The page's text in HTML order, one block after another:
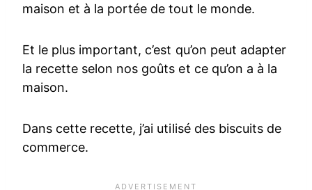
maison et à la portée de tout le monde.
Et le plus important, c’est qu’on peut adapter
la recette selon nos goûts et ce qu’on a à la
maison.
Dans cette recette, j’ai utilisé des biscuits de
commerce.